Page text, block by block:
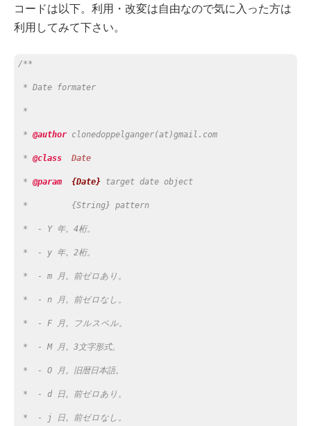
コードは以下。利用・改変は自由なので気に入った方は
利用してみて下さい。
/**
* Date formater
*
* @author clonedoppelganger(at)gmail.com
* @class Date
* @param {Date} target date object
*         {String} pattern
*  - Y 年。4桁。
*  - y 年。2桁。
*  - m 月。前ゼロあり。
*  - n 月。前ゼロなし。
*  - F 月。フルスペル。
*  - M 月。3文字形式。
*  - O 月。旧暦日本語。
*  - d 日。前ゼロあり。
*  - j 日。前ゼロなし。